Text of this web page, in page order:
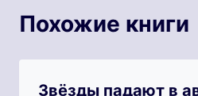
Похожие книги
Звёзды падают в